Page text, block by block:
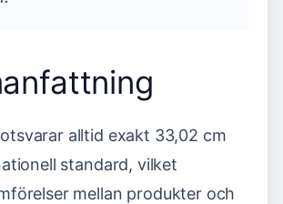
alltid exakt 33,02 cm
standard, vilket
mellan produkter och